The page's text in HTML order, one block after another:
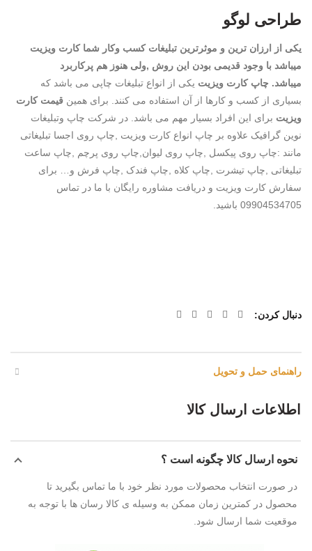
طراحی لوگو
یکی از ارزان ترین و موثرترین تبلیغات کسب وکار شما کارت ویزیت
میباشد با وجود قدیمی بودن این روش ,ولی هنوز هم پرکاربرد
میباشد. چاپ کارت ویزیت یکی از انواع تبلیغات چاپی می باشد که
بسیاری از کسب و کارها از آن استفاده می کنند. برای همین قیمت کارت
ویزیت برای این افراد بسیار مهم می باشد. در شرکت چاپ وتبلیغات
نوین گرافیک علاوه بر چاپ انواع کارت ویزیت ,چاپ روی اجسا تبلیغاتی
مانند :چاپ روی پیکسل ,چاپ روی لیوان,چاپ روی پرچم ,چاپ ساعت
تبلیغاتی ,چاپ تیشرت ,چاپ کلاه ,چاپ فندک ,چاپ فرش و…
برای
سفارش کارت ویزیت و دریافت مشاوره رایگان با ما در تماس
09904534705 باشید.
دنبال کردن
راهنمای حمل و تحویل
اطلاعات ارسال کالا
نحوه ارسال کالا چگونه است ؟
در صورت انتخاب محصولات مورد نظر خود با ما تماس بگیرید تا
محصول در کمترین زمان ممکن به وسیله ی کالا رسان ها با توجه به
موقعیت شما ارسال شود.